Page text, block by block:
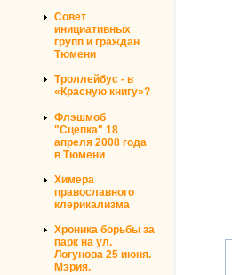
Совет
инициативных
групп и граждан
Тюмени
Троллейбус - в
«Красную книгу»?
Флэшмоб
"Сцепка" 18
апреля 2008 года
в Тюмени
Химера
православного
клерикализма
Хроника борьбы за
парк на ул.
Логунова 25 июня.
Мэрия.